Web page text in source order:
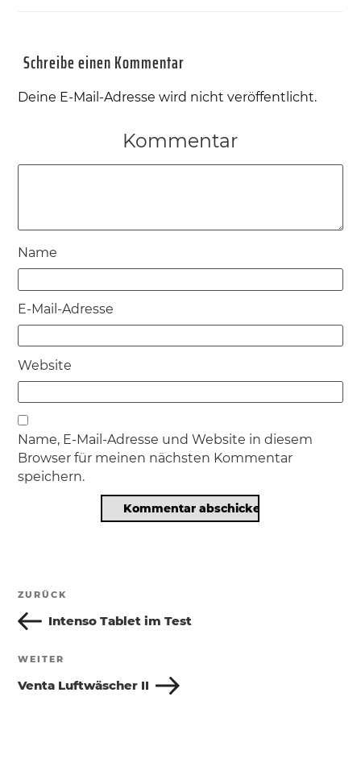
Schreibe einen Kommentar
Deine E-Mail-Adresse wird nicht veröffentlicht.
Kommentar
Name
E-Mail-Adresse
Website
Name, E-Mail-Adresse und Website in diesem
Browser für meinen nächsten Kommentar
speichern.
Beitragsnavigation
Vorheriger
Beitrag
ZURÜCK
Intenso Tablet im Test
Nächster
Beitrag
WEITER
Venta Luftwäscher II